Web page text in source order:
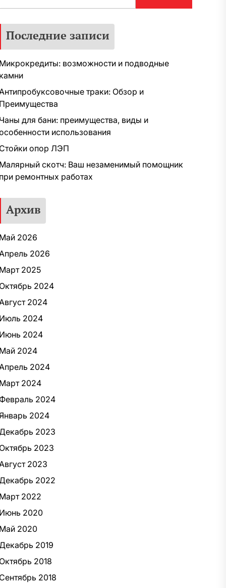
Последние записи
Микрокредиты: возможности и подводные
камни
траки: Обзор и
Преимущества
Чаны для бани: преимущества, виды и
использования
Стойки опор ЛЭП
Малярный скотч: Ваш незаменимый помощник
при ремонтных работах
Архив
Май 2026
2026
Март 2025
Октябрь 2024
2024
Июль 2024
Июнь 2024
Май 2024
2024
Март 2024
Февраль 2024
2024
2023
Октябрь 2023
2023
2022
Март 2022
Июнь 2020
Май 2020
2019
Октябрь 2018
Сентябрь 2018